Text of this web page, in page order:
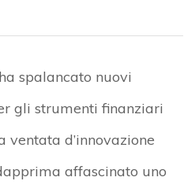
spalancato nuovi
gli strumenti finanziari
ventata d’innovazione
affascinato uno